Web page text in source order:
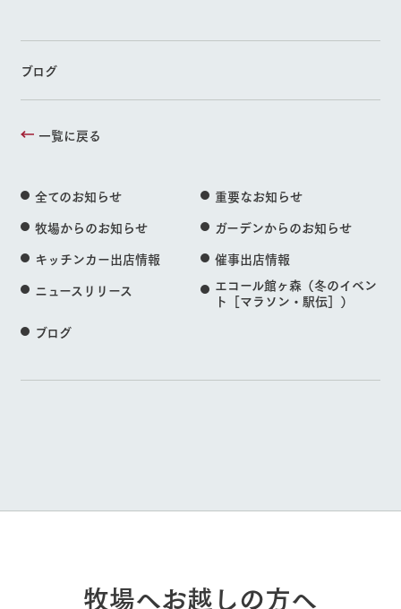
ブログ
一覧に戻る
全てのお知らせ
重要なお知らせ
牧場からのお知らせ
ガーデンからのお知らせ
キッチンカー出店情報
催事出店情報
ニュースリリース
エコール館ヶ森（冬のイベン
ト［マラソン・駅伝］）
ブログ
牧場へお越しの方へ